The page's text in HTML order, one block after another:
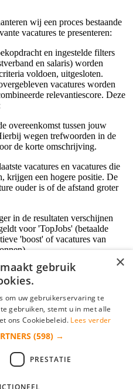
wij een proces bestaande
vacatures te presenteren:
en ingestelde filters
en salaris) worden
voldoen, uitgesloten.
vacatures worden
relevantiescore. Deze
overeenkomst tussen jouw
wegen trefwoorden in de
de korte omschrijving.
vacatures en vacatures die
krijgen een hogere positie. De
ouder is of de afstand groter
in de resultaten verschijnen
voor 'TopJobs' (betaalde
'boost' of vacatures van
×
gebruik
om uw gebruikerservaring te
gebruiken, stemt u in met alle
ons Cookiebeleid. Lees verder
(598) →
PRESTATIE